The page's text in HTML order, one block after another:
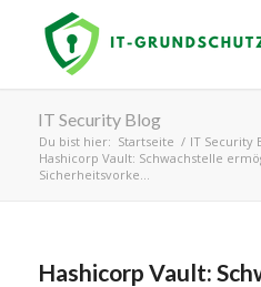
IT Security Blog
Du bist hier: Startseite / IT Security
Hashicorp Vault: Schwachstelle
Sicherheitsvorke...
Hashicorp Vault: